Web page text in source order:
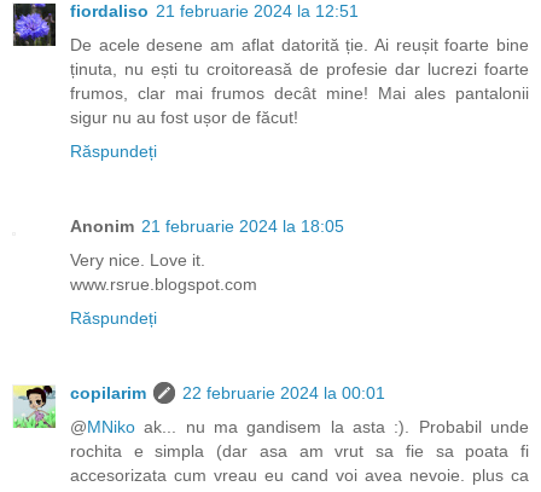
fiordaliso 21 februarie 2024 la 12:51
De acele desene am aflat datorită ție. Ai reușit foarte bine
ținuta, nu ești tu croitoreasă de profesie dar lucrezi foarte
frumos, clar mai frumos decât mine! Mai ales pantalonii
sigur nu au fost ușor de făcut!
Răspundeți
Anonim 21 februarie 2024 la 18:05
Very nice. Love it.
www.rsrue.blogspot.com
Răspundeți
copilarim
22 februarie 2024 la 00:01
@MNiko ak... nu ma gandisem la asta :). Probabil unde
rochita e simpla (dar asa am vrut sa fie sa poata fi
accesorizata cum vreau eu cand voi avea nevoie. plus ca